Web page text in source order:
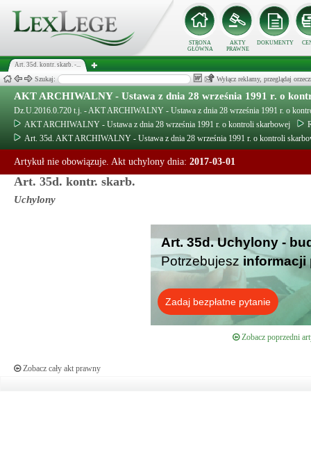
STRONA
GŁÓWNA
AKTY
PRAWNE
DOKUMENTY
Art. 35d. kontr. skarb. -...
Szukaj: Wyłącz reklamy, przeglądaj
AKT ARCHIWALNY - Ustawa z dnia 28 września 1991 r. o
Dz.U.2016.0.720 t.j. - AKT ARCHIWALNY - Ustawa z dnia 28 września 1991 r. o
AKT ARCHIWALNY - Ustawa z dnia 28 września 1991 r. o kontroli skarbowej
Art. 35d. AKT ARCHIWALNY - Ustawa z dnia 28 września 1991 r. o kontroli
Artykuł nie obowiązuje. Akt uchylony dnia: 2017-03-01
Art. 35d. kontr. skarb.
Uchylony
Art. 35d. Uchylony -
Potrzebujesz informacji
Zadaj bezpłatne pytanie
Zobacz poprzedni
Zobacz cały akt prawny